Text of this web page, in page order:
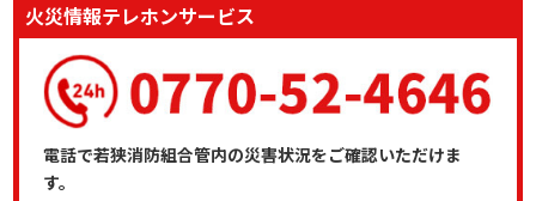
火災情報テレホンサービス
電話で若狭消防組合管内の災害状況をご確認いただけま
す。